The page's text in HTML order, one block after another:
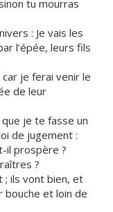
tu mourras
: Je vais les
l’épée, leurs fils
je ferai venir le
de leur
je te fasse un
de jugement :
il prospère ?
?
; ils vont bien, et
et loin de